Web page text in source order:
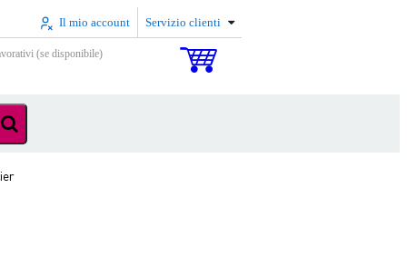
Il mio account Servizio clienti
(se disponibile)